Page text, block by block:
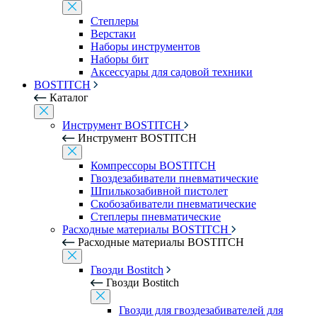
Степлеры
Верстаки
Наборы инструментов
Наборы бит
Аксессуары для садовой техники
BOSTITCH
Каталог
Инструмент BOSTITCH
Инструмент BOSTITCH
Компрессоры BOSTITCH
Гвоздезабиватели пневматические
Шпилькозабивной пистолет
Скобозабиватели пневматические
Степлеры пневматические
Расходные материалы BOSTITCH
Расходные материалы BOSTITCH
Гвозди Bostitch
Гвозди Bostitch
Гвозди для гвоздезабивателей для